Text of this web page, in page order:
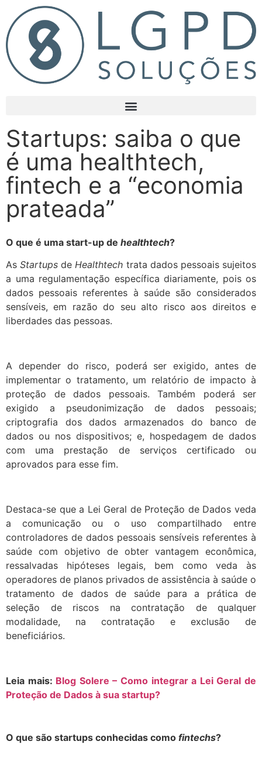
Startups: saiba o que
é uma healthtech,
fintech e a “economia
prateada”
O que é uma start-up de healthtech?
AsStartups deHealthtech trata dados pessoais sujeitos
a uma regulamentação específica diariamente, pois os
dados pessoais referentes à saúde são considerados
sensíveis, em razão do seu alto risco aos direitos e
liberdades das pessoas.
A depender do risco, poderá ser exigido, antes de
implementar o tratamento, um relatório de impacto à
proteção de dados pessoais. Também poderá ser
exigido a pseudonimização de dados pessoais;
criptografia dos dados armazenados do banco de
dados ou nos dispositivos; e, hospedagem de dados
com uma prestação de serviços certificado ou
aprovados para esse fim.
Destaca-se que a Lei Geral de Proteção de Dados veda
a comunicação ou o uso compartilhado entre
controladores de dados pessoais sensíveis referentes à
saúde com objetivo de obter vantagem econômica,
ressalvadas hipóteses legais, bem como veda às
operadores de planos privados de assistência à saúde o
tratamento de dados de saúde para a prática de
seleção de riscos na contratação de qualquer
modalidade, na contratação e exclusão de
beneficiários.
Leia mais: Blog Solere – Como integrar a Lei Geral de
Proteção de Dados à sua startup?
O que são startups conhecidas como fintechs?